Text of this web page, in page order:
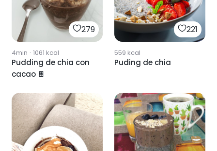
279
4min · 1061 kcal
Pudding de chia con
cacao 🍫
221
559 kcal
Puding de chia